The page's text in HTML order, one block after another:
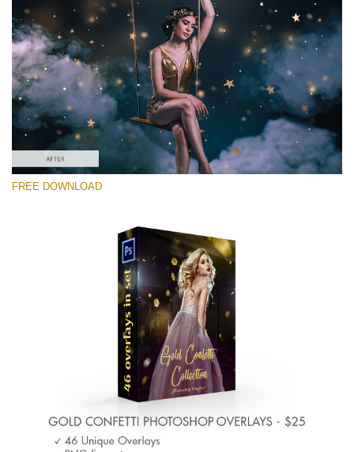
Please select
Free Photoshop Overlay #7
Small 800*533px
Gold Confetti
(46 Overlays)
Large 6000*4000px
Large 6000*4000px
Free download
FREE DOWNLOAD